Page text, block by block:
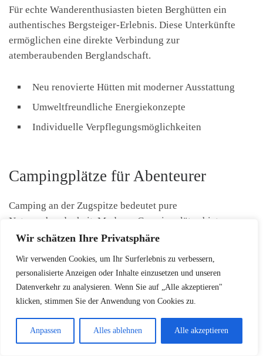
Wir schätzen Ihre Privatsphäre
Wir verwenden Cookies, um Ihr Surferlebnis zu verbessern,
personalisierte Anzeigen oder Inhalte einzusetzen und unseren
Datenverkehr zu analysieren. Wenn Sie auf „Alle akzeptieren"
klicken, stimmen Sie der Anwendung von Cookies zu.
Anpassen Alles ablehnen Alle akzeptieren
Für echte Wanderenthusiasten bieten Berghütten ein
authentisches Bergsteiger-Erlebnis. Diese Unterkünfte
ermöglichen eine direkte Verbindung zur
atemberaubenden Berglandschaft.
Neu renovierte Hütten mit moderner Ausstattung
Umweltfreundliche Energiekonzepte
Individuelle Verpflegungsmöglichkeiten
Campingplätze für Abenteurer
Camping an der Zugspitze bedeutet pure
Naturverbundenheit. Moderne Campingplätze bieten
komfortable Infrastruktur für Outdoor-Begeisterte.
Stellplätze mit Bergpanorama
Moderne sanitäre Einrichtungen
Buchungsmöglichkeiten per Smartphone-App
Egal ob Hotel, Berghütte oder Campingplatz – die